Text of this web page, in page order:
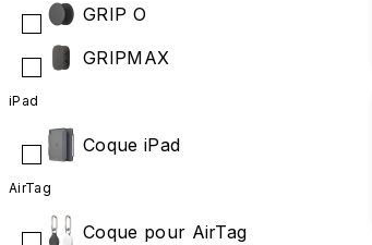
GRIP O
GRIPMAX
iPad
Coque iPad
AirTag
Coque pour AirTag